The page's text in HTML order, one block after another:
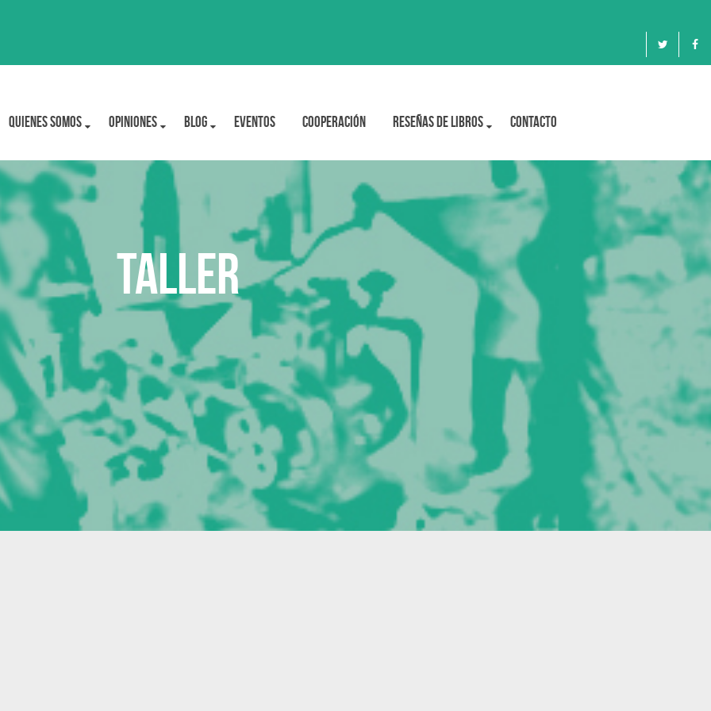
Quienes Somos OPINIONES BLOG Eventos Cooperación Reseñas de libros Contacto
Taller